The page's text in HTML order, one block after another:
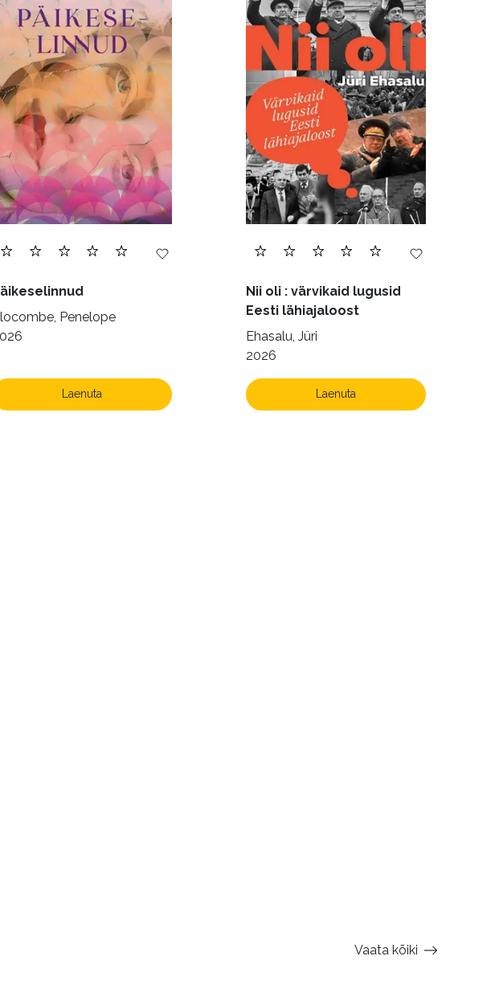
Rahandus (46)
Religioon (107)
Tervis (147)
Transport (8)
(48) Ühiskond (168)
Penelope
Laenuta
Nii oli : värvikaid lugusid
Eesti lähiajaloost
Ehasalu, Jüri
2026
Laenuta
Vaata kõiki